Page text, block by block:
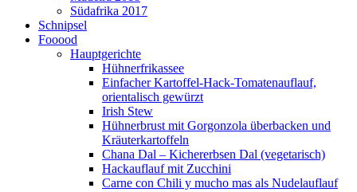
Südafrika 2017
Schnipsel
Fooood
Hauptgerichte
Hühnerfrikassee
Einfacher Kartoffel-Hack-Tomatenauflauf,
orientalisch gewürzt
Irish Stew
Hühnerbrust mit Gorgonzola überbacken und
Kräuterkartoffeln
Chana Dal – Kichererbsen Dal (vegetarisch)
Hackauflauf mit Zucchini
Carne con Chili y mucho mas als Nudelauflauf